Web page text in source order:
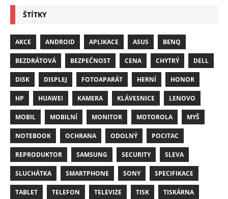
ŠTÍTKY
AKCE ANDROID APLIKACE ASUS BENQ
BEZDRÁTOVÁ BEZPEČNOST CENA CHYTRÝ DELL
DISK DISPLEJ FOTOAPARÁT HERNÍ HONOR
HP HUAWEI KAMERA KLÁVESNICE LENOVO
MOBIL MOBILNÍ MONITOR MOTOROLA MYŠ
NOTEBOOK OCHRANA ODOLNÝ POCITAC
REPRODUKTOR SAMSUNG SECURITY SLEVA
SLUCHÁTKA SMARTPHONE SONY SPECIFIKACE
TABLET TELEFON TELEVIZE TISK TISKÁRNA